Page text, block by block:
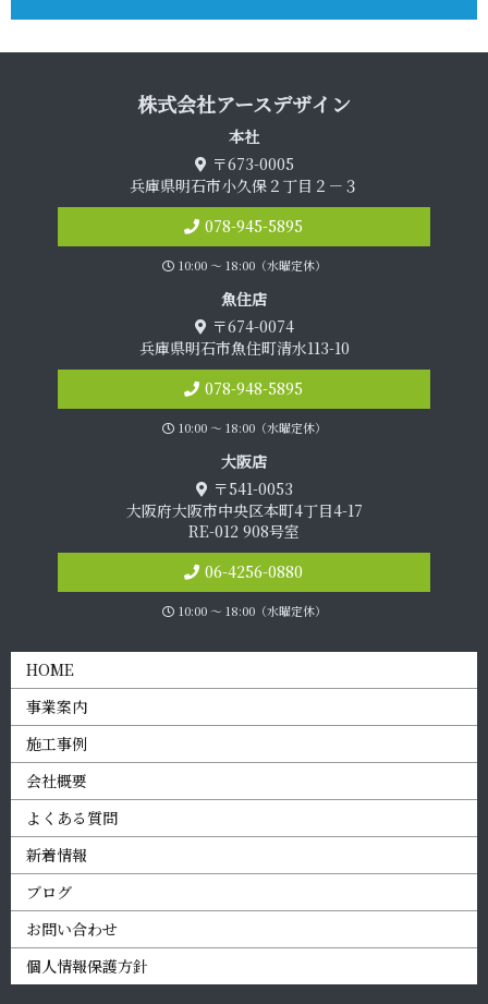
株式会社アース デ ザ イ ン
本 社
〒673-0005
兵庫県明石市小久保２丁目２－３
078-945-5895
10:00 〜 18:00（水曜定休）
魚 住 店
〒674-0074
兵庫県明石市魚住町清水113-10
078-948-5895
10:00 〜 18:00（水曜定休）
大 阪 店
〒541-0053
大阪府大阪市中央区本町4丁目4-17
RE-012 908号室
06-4256-0880
10:00 〜 18:00（水曜定休）
HOME
事業案内
施工事例
会社概要
よくある質問
新着情報
ブログ
お問い合わせ
個人情報保護方針